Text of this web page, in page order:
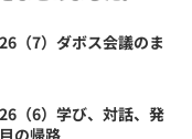
（7）ダボス会議のま
（6）学び、対話、発